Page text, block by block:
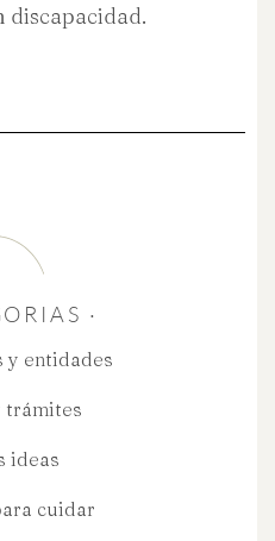
discapacidad.
·
y entidades
trámites
ideas
cuidar